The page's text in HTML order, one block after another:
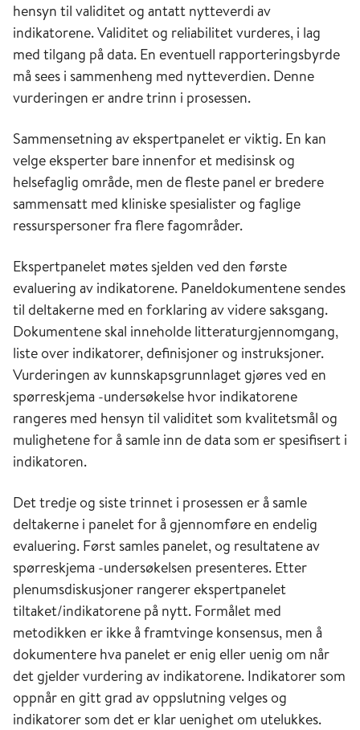
hensyn til validitet og antatt nytteverdi av
indikatorene. Validitet og reliabilitet vurderes, i lag
med tilgang på data. En eventuell rapporteringsbyrde
må sees i sammenheng med nytteverdien. Denne
vurderingen er andre trinn i prosessen.
Sammensetning av ekspertpanelet er viktig. En kan
velge eksperter bare innenfor et medisinsk og
helsefaglig område, men de fleste panel er bredere
sammensatt med kliniske spesialister og faglige
ressurspersoner fra flere fagområder.
Ekspertpanelet møtes sjelden ved den første
evaluering av indikatorene. Paneldokumentene sendes
til deltakerne med en forklaring av videre saksgang.
Dokumentene skal inneholde litteraturgjennomgang,
liste over indikatorer, definisjoner og instruksjoner.
Vurderingen av kunnskapsgrunnlaget gjøres ved en
spørreskjema -undersøkelse hvor indikatorene
rangeres med hensyn til validitet som kvalitetsmål og
mulighetene for å samle inn de data som er spesifisert i
indikatoren.
Det tredje og siste trinnet i prosessen er å samle
deltakerne i panelet for å gjennomføre en endelig
evaluering. Først samles panelet, og resultatene av
spørreskjema -undersøkelsen presenteres. Etter
plenumsdiskusjoner rangerer ekspertpanelet
tiltaket/indikatorene på nytt. Formålet med
metodikken er ikke å framtvinge konsensus, men å
dokumentere hva panelet er enig eller uenig om når
det gjelder vurdering av indikatorene. Indikatorer som
oppnår en gitt grad av oppslutning velges og
indikatorer som det er klar uenighet om utelukkes.